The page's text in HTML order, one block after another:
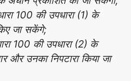
100 की उपधारा (1) के
जा सकेंगे;
100 की उपधारा (2) के
और उनका निपटारा किया जा